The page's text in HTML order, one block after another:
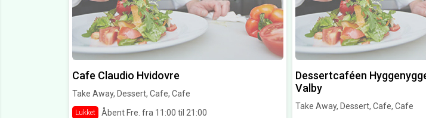
Cafe Claudio Hvidovre
Take Away, Dessert, Cafe, Cafe
Lukket
Åbent Fre. fra 11:00 til 21:00
Dessertcaféen
Valby
Take Away, Dessert, Cafe, Cafe